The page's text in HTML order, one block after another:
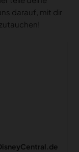
darauf, mit dir